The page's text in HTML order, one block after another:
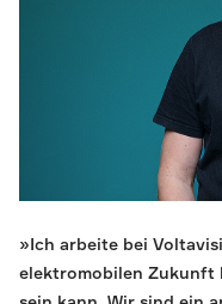
»Ich arbeite bei
elektromobilen Zukunft